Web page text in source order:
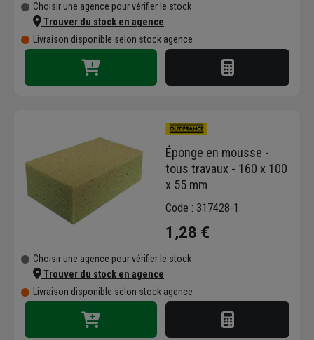
Choisir une agence pour vérifier le stock
Trouver du stock en agence
Livraison disponible selon stock agence
Éponge en mousse -
tous travaux - 160 x 100
x 55 mm
Code : 317428-1
1,28 €
Choisir une agence pour vérifier le stock
Trouver du stock en agence
Livraison disponible selon stock agence